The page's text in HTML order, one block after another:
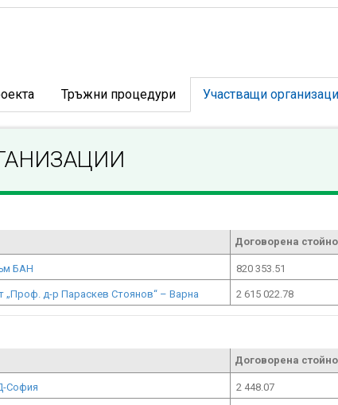
Тръжни процедури Участващи
Договорена
БАН 820 353.51
„Проф. д-р Параскев Стоянов“ – Варна 2 615 022.78
Договорена
София 2 448.07